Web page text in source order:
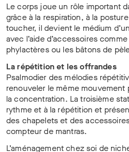
Le corps joue un rôle important
grâce à la respiration, à la
toucher, il devient le médium
avec l’aide d’accessoires
phylactères ou les bâtons de
La répétition et les offrandes
Psalmodier des mélodies
renouveler le même mouvement
la concentration. La troisième
rythme et à la répétition et
des chapelets et des
compteur de mantras.
L’aménagement chez soi de